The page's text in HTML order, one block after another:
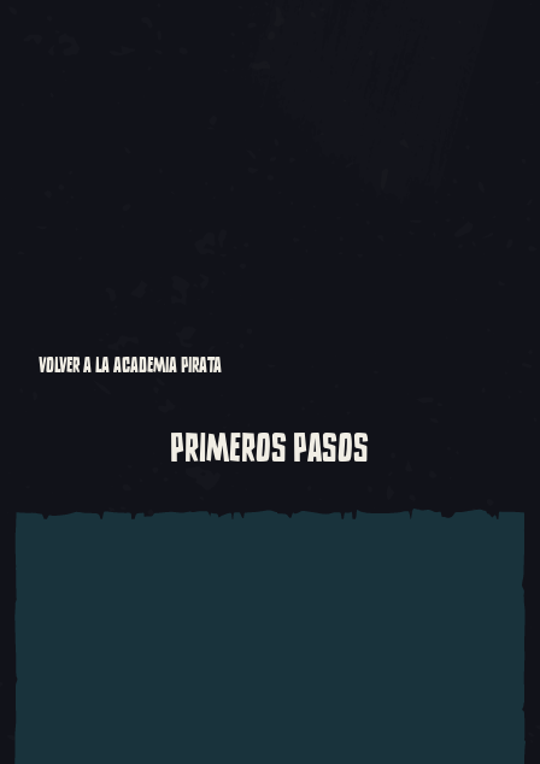
VOLVER A LA ACADEMIA PIRATA
PRIMEROS PASOS